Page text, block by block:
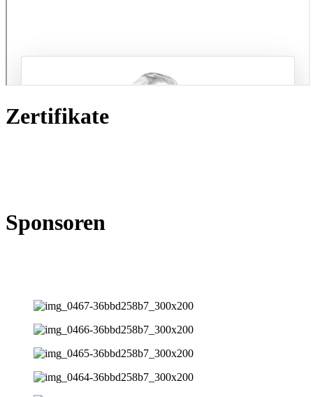
Zertifikate
Sponsoren